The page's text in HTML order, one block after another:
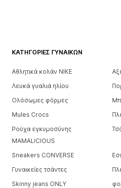
ΚΑΤΗΓΟΡΊΕΣ ΓΥΝΑΙΚΏΝ
Αθλητικά κολάν NIKE
Λευκά γυαλιά ηλίου
Ολόσωμες φόρμες
Mules Crocs
Ρούχα εγκυμοσύνης
MAMALICIOUS
Sneakers CONVERSE
Γυναικείες τσάντες
Skinny jeans ONLY